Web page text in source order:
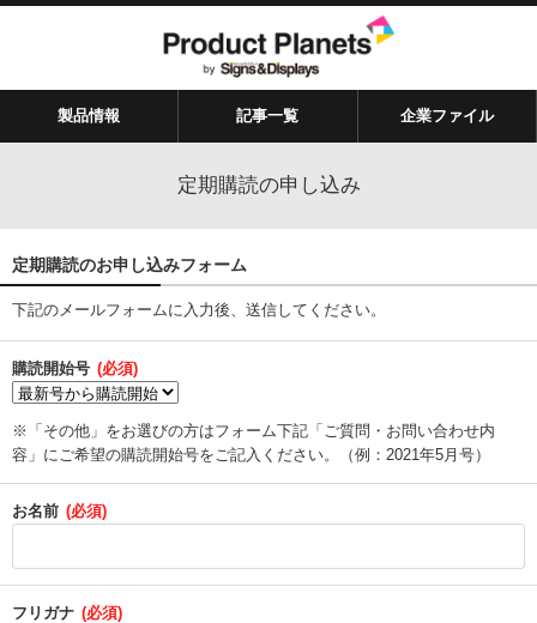
製品情報 記事一覧 企業ファイル
定期購読の申し込み
定期購読のお申し込みフォーム
下記のメールフォームに入力後、送信してください。
購読開始号 (必須)
※「その他」をお選びの方はフォーム下記「ご質問・お問い合わせ内
容」にご希望の購読開始号をご記入ください。（例：2021年5月号）
お名前 (必須)
フリガナ (必須)